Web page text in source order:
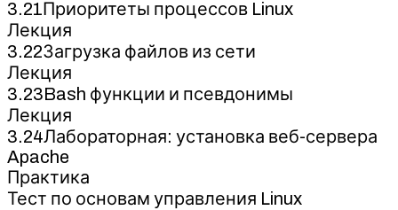
3.21Приоритеты процессов Linux
Лекция
3.22Загрузка файлов из сети
Лекция
3.23Bash функции и псевдонимы
Лекция
3.24Лабораторная: установка веб-сервера
Apache
Практика
Тест по основам управления Linux